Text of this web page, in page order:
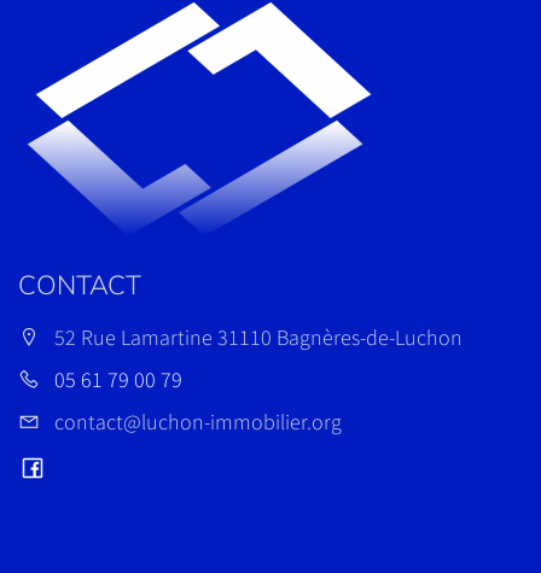
CONTACT
52 Rue Lamartine 31110 Bagnères-de-Luchon
05 61 79 00 79
contact@luchon-immobilier.org